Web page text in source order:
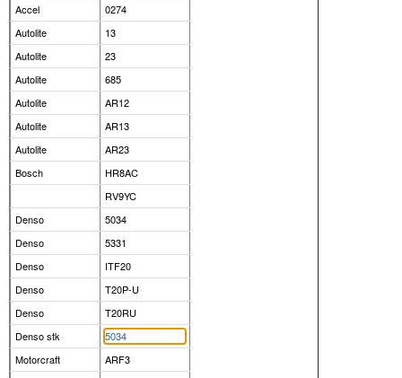
Accel
0274
Autolite
13
Autolite
23
Autolite
685
Autolite
AR12
Autolite
AR13
Autolite
AR23
Bosch
HR8AC
RV9YC
Denso
5034
Denso
5331
Denso
ITF20
Denso
T20P-U
Denso
T20RU
Denso stk
5034
Motorcraft
ARF3